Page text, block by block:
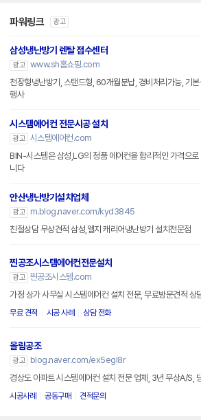
파워링크 광고
삼성냉난방기 렌탈 접수센터
광고 www.sh홈쇼핑.com
천장형냉난방기, 스탠드형, 60개월분납, 경비처리가능, 기본
행사
시스템에어컨 전문시공 설치
광고 시스템에어컨.com
BIN-시스템은 삼성,LG의 정품 에어컨을 합리적인 가격으로
니다
안산냉난방기설치업체
광고
m.blog.naver.com/kyd3845
친절상담 무상견적 삼성,엘지 캐리어냉난방기 설치전문점
찐공조시스템에어컨전문설치
광고 찐공조시스템.com
가정 상가 사무실 시스템에어컨 설치 전문, 무료방문견적 상
무료 견적 시공 사례 상담 전화
올림공조
광고
blog.naver.com/ex5egl8r
경상도 아파트 시스템에어컨 설치 전문 업체, 3년 무상A/S,
시공사례 공동구매 견적문의